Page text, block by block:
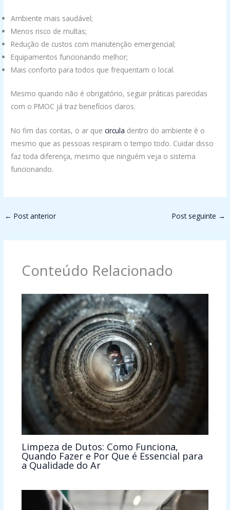
Ambiente mais saudável;
Menos risco de multas;
Redução de custos com manutenção emergencial;
Equipamentos funcionando melhor;
Mais conforto para todos que frequentam o local.
Mesmo quando não é obrigatório, seguir práticas parecidas
com o PMOC já traz benefícios claros.
No fim das contas, o ar quecircula dentro do ambiente é o
mesmo que as pessoas respiram o tempo todo. Cuidar disso
faz toda diferença, mesmo que ninguém veja o sistema
funcionando.
← Post anterior Post seguinte →
Conteúdo Relacionado
Limpeza de Dutos: Como Funciona,
Quando Fazer e Por Que é Essencial para
a Qualidade do Ar